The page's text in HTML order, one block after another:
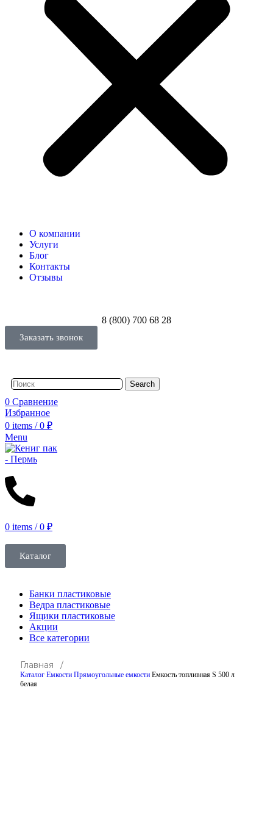
О компании
Услуги
Блог
Контакты
Отзывы
8 (800) 700 68 28
Заказать звонок
Search
0 Сравнение
Избранное
0 items / 0 ₽
Menu
0 items / 0 ₽
Каталог
Банки пластиковые
Ведра пластиковые
Ящики пластиковые
Акции
Все категории
Главная /
Каталог Емкости Прямоугольные емкости Емкость топливная S 500 л
белая